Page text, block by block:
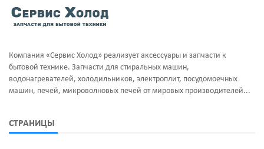
Тэны и нагреватели
Фильтра клапан шредора
Ручка люка
Суппорт и фланцы барабана
Термодатчики
УБЛ
Компания «Сервис Холод» реализует аксессуары и запчасти к
бытовой технике. Запчасти для стиральных машин,
водонагревателей, холодильников, электроплит, посудомоечных
машин, печей, микроволновых печей от мировых производителей...
СТРАНИЦЫ